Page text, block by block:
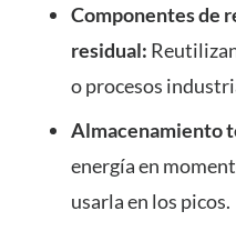
Componentes de
residual:
o procesos
Almacenamiento
energía en
usarla en los picos.